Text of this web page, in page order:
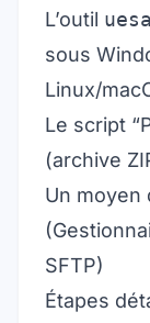
L’outil
sous
Linux/
Le script
(archive
Un moyen
SFTP)
Étapes